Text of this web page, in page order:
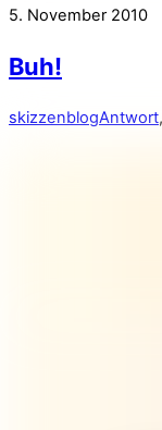
5. November 2010
Buh!
skizzenblogAntwort,